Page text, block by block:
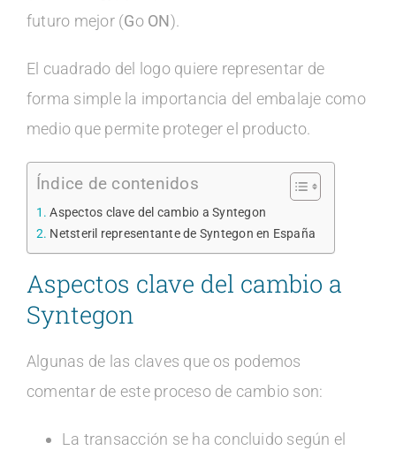
futuro mejor (Go ON).
El cuadrado del logo quiere representar de
forma simple la importancia del embalaje como
medio que permite proteger el producto.
Índice de contenidos
Aspectos clave del cambio a Syntegon
Netsteril representante de Syntegon en España
Aspectos clave del cambio a
Syntegon
Algunas de las claves que os podemos
comentar de este proceso de cambio son:
La transacción se ha concluido según el